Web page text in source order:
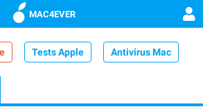
MAC4EVER
Tests Apple Antivirus Mac